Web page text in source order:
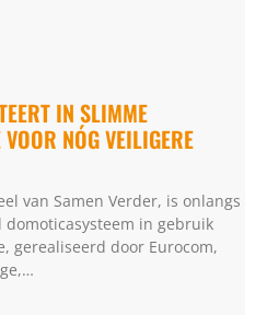
IN SLIMME
NÓG VEILIGERE
van Samen Verder, is onlangs
in gebruik
gerealiseerd door Eurocom,